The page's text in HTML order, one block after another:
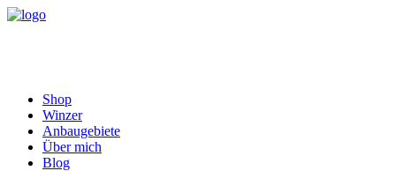
Shop
Winzer
Anbaugebiete
Über mich
Blog